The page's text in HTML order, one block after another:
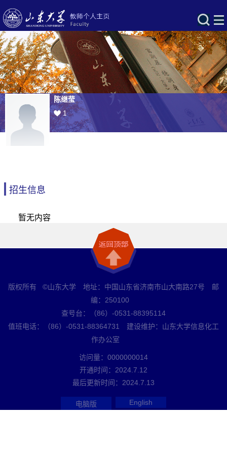
陈继莹
1
招生信息
暂无内容
版权所有 ©山东大学 地址：中国山东省济南市山大南路27号 邮
编：250100
查号台：（86）-0531-88395114
值班电话：（86）-0531-88364731 建设维护：山东大学信息化工
作办公室
访问量： 0000000014
开通时间： 2024 7 12
最后更新时间： 2024 7 13
电脑版 English